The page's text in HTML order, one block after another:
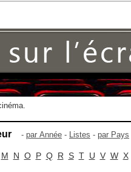
- par Année - Listes - par Pays
M N O P Q R S T U V W X